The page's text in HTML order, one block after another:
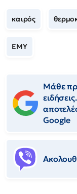
καιρός
ΕΜΥ
Μάθε
Google